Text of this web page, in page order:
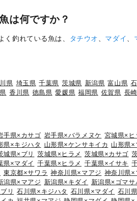
は何ですか？
く釣れている魚は、 タチウオ、 マダイ、
県 埼玉県 千葉県 茨城県 新潟県 富山県
香川県 徳島県 愛媛県 福岡県 佐賀県 長
手県×カサゴ 岩手県×バラメヌケ 宮城県×ヒ
県×キジハタ 山形県×ケンサキイカ 山形県×
城県×ブリ 茨城県×ヒラメ 茨城県×カサゴ
県×マダイ 千葉県×ヒラメ 千葉県×イサキ
東京都×サワラ 神奈川県×マアジ 神奈川県×
潟県×マアジ 新潟県×キダイ 新潟県×ゴマサ
リ 石川県×キジハタ 石川県×マダイ 石川